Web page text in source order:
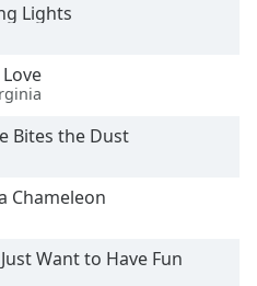
Lights
Bites the Dust
Chameleon
Want to Have Fun